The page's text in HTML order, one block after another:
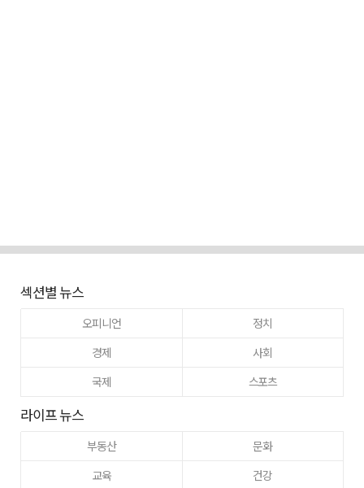
섹션별 뉴스
오피니언
정치
경제
사회
국제
스포츠
라이프 뉴스
부동산
문화
교육
건강